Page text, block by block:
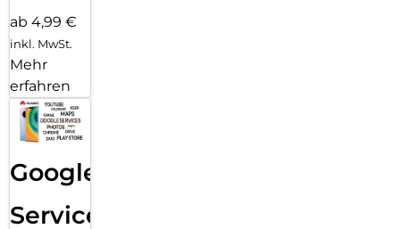
ab 4,99 €
inkl. MwSt.
Mehr
erfahren
Google
Services